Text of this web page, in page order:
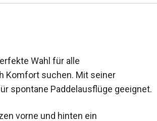
Wahl für alle
Komfort suchen. Mit seiner
spontane Paddelausflüge geeignet.
vorne und hinten ein